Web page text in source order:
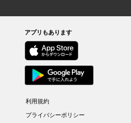
アプリもあります
利用規約
プライバシーポリシー